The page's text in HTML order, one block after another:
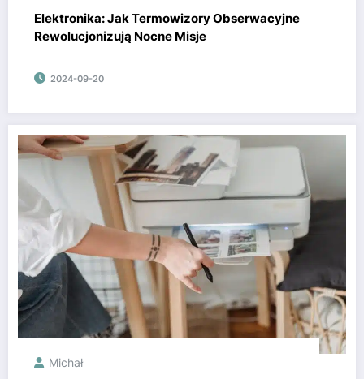
Elektronika: Jak Termowizory Obserwacyjne
Rewolucjonizują Nocne Misje
2024-09-20
Michał